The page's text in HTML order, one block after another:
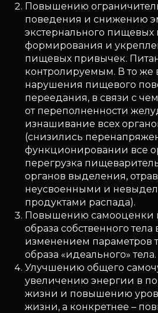
Повышению
поведения и снижению
экстернального пищевых
формирования и
пищевых привычек.
контролируемым. В то же
нарушения пищевого
переедания, в связи с
от переполненности
изнашивание всех
(снизились
функционировании все
перегрузка
органов выделения,
неусвоенными и
продуктами распада).
Повышению самооценки
образа собственного тела
изменением параметров
образа «идеального» тела.
Улучшению общего
увеличению энергии в
жизни и повышению
жизни, а конкретнее –